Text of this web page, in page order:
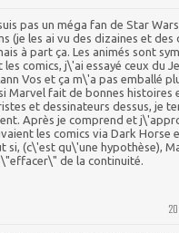
pas un méga fan de Star
(je les ai vu des dizaines et des
à part ça. Les animés sont
les comics, j\'ai essayé ceux du
Vos et ça m\'a pas emballé
Marvel fait de bonnes histoires
et dessinateurs dessus, je
Après je comprend et
les comics via Dark Horse
si, (c\'est qu\'une hypothèse),
\"effacer\" de la continuité.